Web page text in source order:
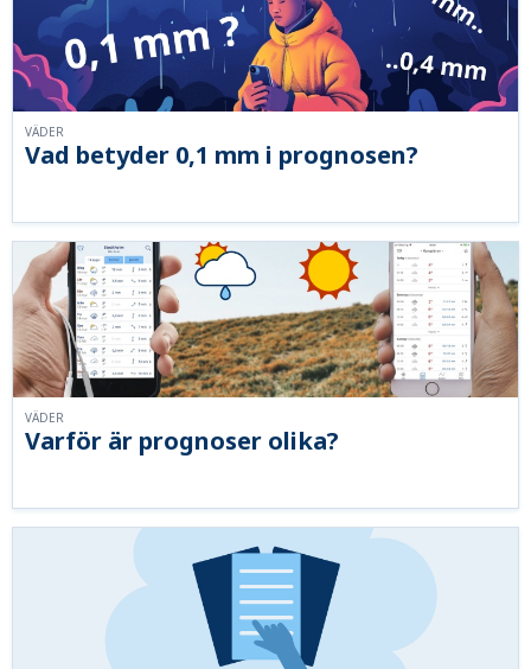
Vad betyder 0,1 mm i prognosen?
VÄDER
Varför är prognoser olika?
VÄDER